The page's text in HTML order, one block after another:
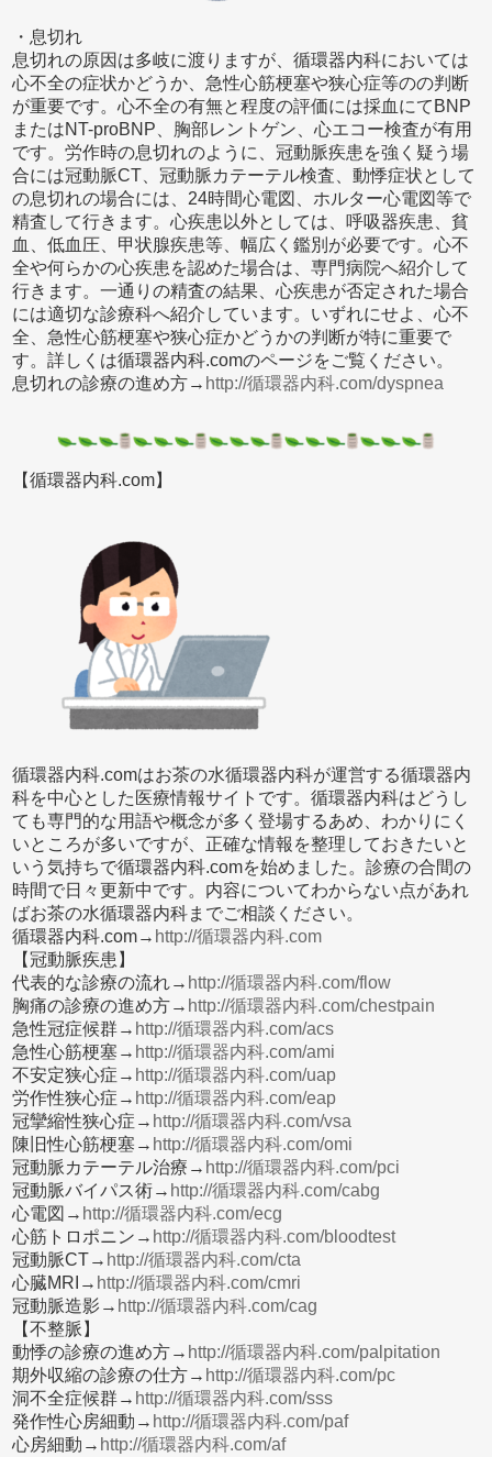
・息切れ
息切れの原因は多岐に渡りますが、循環器内科においては
心不全の症状かどうか、急性心筋梗塞や狭心症等のの判断
が重要です。心不全の有無と程度の評価には採血にてBNP
またはNT-proBNP、胸部レントゲン、心エコー検査が有用
です。労作時の息切れのように、冠動脈疾患を強く疑う場
合には冠動脈CT、冠動脈カテーテル検査、動悸症状として
の息切れの場合には、24時間心電図、ホルター心電図等で
精査して行きます。心疾患以外としては、呼吸器疾患、貧
血、低血圧、甲状腺疾患等、幅広く鑑別が必要です。心不
全や何らかの心疾患を認めた場合は、専門病院へ紹介して
行きます。一通りの精査の結果、心疾患が否定された場合
には適切な診療科へ紹介しています。いずれにせよ、心不
全、急性心筋梗塞や狭心症かどうかの判断が特に重要で
す。詳しくは循環器内科.comのページをご覧ください。
息切れの診療の進め方→ http://循環器内科.com/dyspnea
【循環器内科.com】
循環器内科.comはお茶の水循環器内科が運営する循環器内
科を中心とした医療情報サイトです。循環器内科はどうし
ても専門的な用語や概念が多く登場するあめ、わかりにく
いところが多いですが、正確な情報を整理しておきたいと
いう気持ちで循環器内科.comを始めました。診療の合間の
時間で日々更新中です。内容についてわからない点があれ
ばお茶の水循環器内科までご相談ください。
循環器内科.com→ http://循環器内科.com
【冠動脈疾患】
代表的な診療の流れ→ http://循環器内科.com/flow
胸痛の診療の進め方→ http://循環器内科.com/chestpain
急性冠症候群→ http://循環器内科.com/acs
急性心筋梗塞→ http://循環器内科.com/ami
不安定狭心症→ http://循環器内科.com/uap
労作性狭心症→ http://循環器内科.com/eap
冠攣縮性狭心症→ http://循環器内科.com/vsa
陳旧性心筋梗塞→ http://循環器内科.com/omi
冠動脈カテーテル治療→ http://循環器内科.com/pci
冠動脈バイパス術→ http://循環器内科.com/cabg
心電図→ http://循環器内科.com/ecg
心筋トロポニン→ http://循環器内科.com/bloodtest
冠動脈CT→ http://循環器内科.com/cta
心臓MRI→ http://循環器内科.com/cmri
冠動脈造影→ http://循環器内科.com/cag
【不整脈】
動悸の診療の進め方→ http://循環器内科.com/palpitation
期外収縮の診療の仕方→ http://循環器内科.com/pc
洞不全症候群→ http://循環器内科.com/sss
発作性心房細動→ http://循環器内科.com/paf
心房細動→ http://循環器内科.com/af